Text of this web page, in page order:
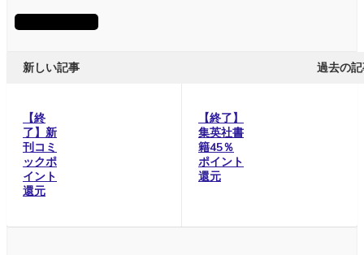
新しい記事
【終
了】新
刊コミ
ックポ
イント
還元
過去の
【終了】
集英社書
籍45％
ポイント
還元